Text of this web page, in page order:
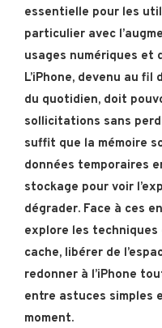
essentielle pour les
particulier avec
usages numériques et
L’iPhone, devenu au
du quotidien, doit
sollicitations sans
suffit que la mémoire
données temporaires
stockage pour voir
dégrader. Face à ces
explore les
cache, libérer de
redonner à l’iPhone
entre astuces simples
moment.